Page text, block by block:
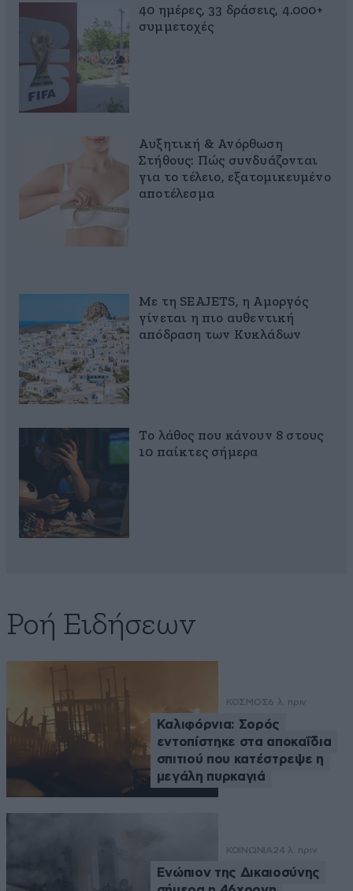
40 ημέρες, 33 δράσεις, 4.000+
συμμετοχές
Αυξητική & Ανόρθωση
Στήθους: Πώς συνδυάζονται
για το τέλειο, εξατομικευμένο
αποτέλεσμα
Με τη SEAJETS, η Αμοργός
γίνεται η πιο αυθεντική
απόδραση των Κυκλάδων
Το λάθος που κάνουν 8 στους
10 παίκτες σήμερα
Ροή Ειδήσεων
ΚΟΣΜΟΣ6 λ. πριν
Καλιφόρνια: Σορός
εντοπίστηκε στα αποκαΐδια
σπιτιού που κατέστρεψε η
μεγάλη πυρκαγιά
ΚΟΙΝΩΝΙΑ 24 λ. πριν
Ενώπιον της Δικαιοσύνης